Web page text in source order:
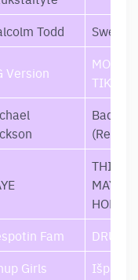
Todd Sweet
Version
TIKSLAI
Bad
THIS
MAY
HOPE.
Fam
Girls